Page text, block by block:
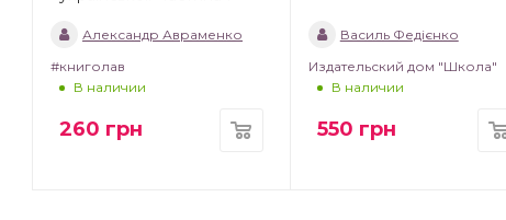
Александр Авраменко
#книголав
В наличии
260 грн
Василь Федієнко
Издательский дом "Школа"
В наличии
550 грн